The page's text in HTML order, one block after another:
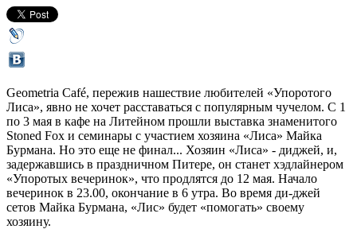
Geometria Café, пережив нашествие любителей «Упоротого
Лиса», явно не хочет расставаться с популярным чучелом. С 1
по 3 мая в кафе на Литейном прошли выставка знаменитого
Stoned Fox и семинары с участием хозяина «Лиса» Майка
Бурмана. Но это еще не финал... Хозяин «Лиса» - диджей, и,
задержавшись в праздничном Питере, он станет хэдлайнером
«Упоротых вечеринок», что продлятся до 12 мая. Начало
вечеринок в 23.00, окончание в 6 утра. Во время ди-джей
сетов Майка Бурмана, «Лис» будет «помогать» своему
хозяину.